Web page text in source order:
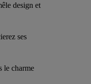
design et
ses
le charme